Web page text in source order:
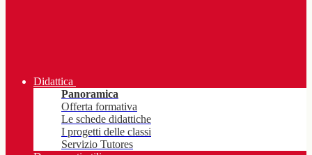
Didattica
Panoramica
Offerta formativa
Le schede didattiche
I progetti delle classi
Servizio Tutores